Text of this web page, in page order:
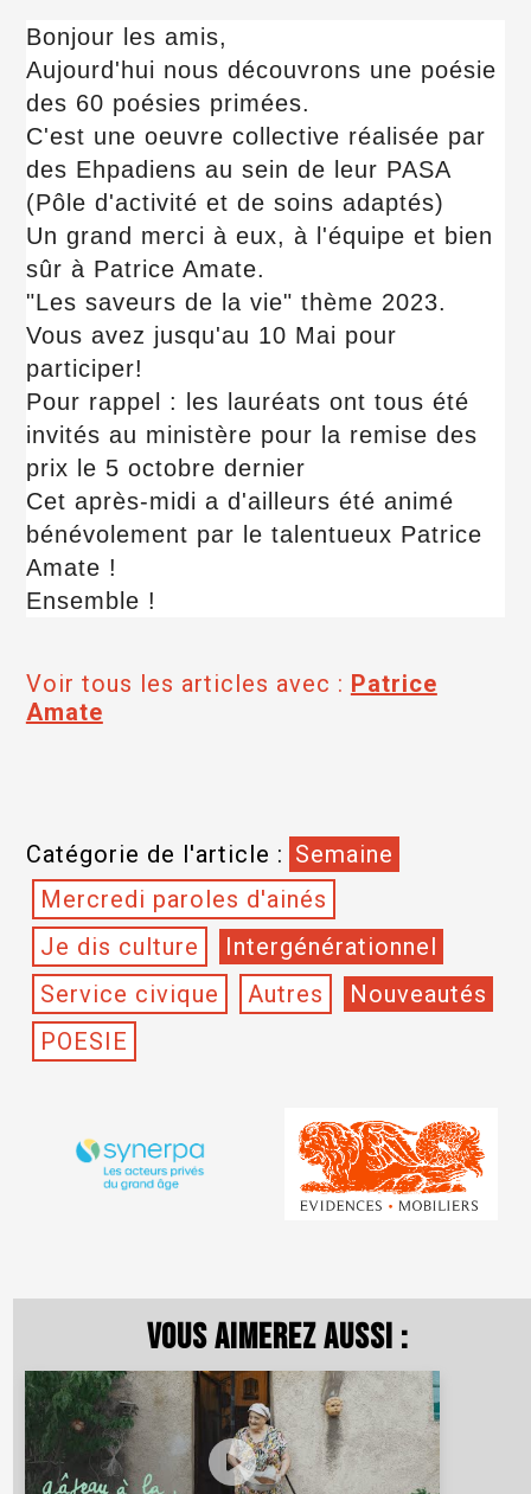
Bonjour les amis,
Aujourd'hui nous découvrons une poésie
des 60 poésies primées.
C'est une oeuvre collective réalisée par
des Ehpadiens au sein de leur PASA
(Pôle d'activité et de soins adaptés)
Un grand merci à eux, à l'équipe et bien
sûr à Patrice Amate.
"Les saveurs de la vie" thème 2023.
Vous avez jusqu'au 10 Mai pour
participer!
Pour rappel : les lauréats ont tous été
invités au ministère pour la remise des
prix le 5 octobre dernier
Cet après-midi a d'ailleurs été animé
bénévolement par le talentueux Patrice
Amate !
Ensemble !
Voir tous les articles avec : Patrice
Amate
Catégorie de l'article : Semaine
Mercredi paroles d'ainés
Je dis culture
Intergénérationnel
Service civique
Autres
Nouveautés
POESIE
Vous aimerez aussi :